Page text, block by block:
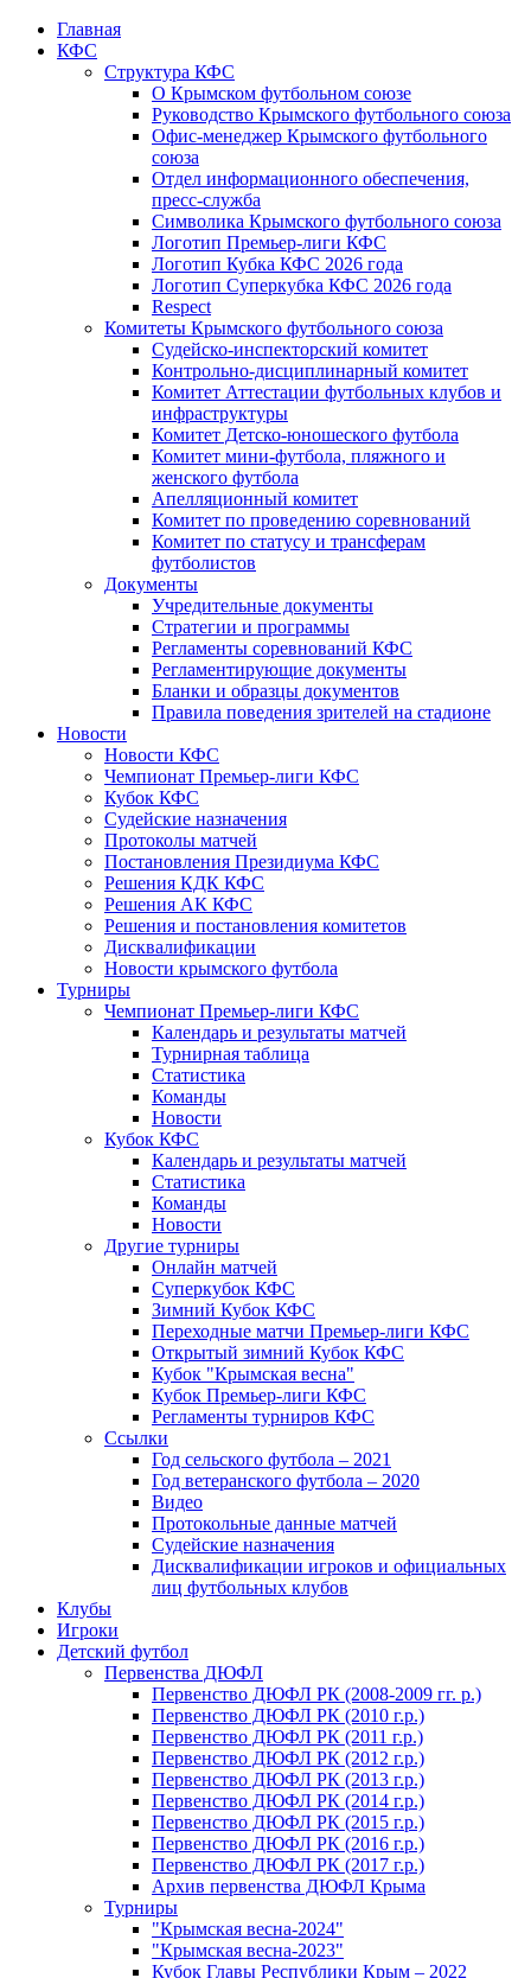
Главная
КФС
Структура КФС
О Крымском футбольном союзе
Руководство Крымского футбольного союза
Офис-менеджер Крымского футбольного
союза
Отдел информационного обеспечения,
пресс-служба
Символика Крымского футбольного союза
Логотип Премьер-лиги КФС
Логотип Кубка КФС 2026 года
Логотип Суперкубка КФС 2026 года
Respect
Комитеты Крымского футбольного союза
Судейско-инспекторский комитет
Контрольно-дисциплинарный комитет
Комитет Аттестации футбольных клубов и
инфраструктуры
Комитет Детско-юношеского футбола
Комитет мини-футбола, пляжного и
женского футбола
Апелляционный комитет
Комитет по проведению соревнований
Комитет по статусу и трансферам
футболистов
Документы
Учредительные документы
Стратегии и программы
Регламенты соревнований КФС
Регламентирующие документы
Бланки и образцы документов
Правила поведения зрителей на стадионе
Новости
Новости КФС
Чемпионат Премьер-лиги КФС
Кубок КФС
Судейские назначения
Протоколы матчей
Постановления Президиума КФС
Решения КДК КФС
Решения АК КФС
Решения и постановления комитетов
Дисквалификации
Новости крымского футбола
Турниры
Чемпионат Премьер-лиги КФС
Календарь и результаты матчей
Турнирная таблица
Статистика
Команды
Новости
Кубок КФС
Календарь и результаты матчей
Статистика
Команды
Новости
Другие турниры
Онлайн матчей
Суперкубок КФС
Зимний Кубок КФС
Переходные матчи Премьер-лиги КФС
Открытый зимний Кубок КФС
Кубок "Крымская весна"
Кубок Премьер-лиги КФС
Регламенты турниров КФС
Ссылки
Год сельского футбола – 2021
Год ветеранского футбола – 2020
Видео
Протокольные данные матчей
Судейские назначения
Дисквалификации игроков и официальных
лиц футбольных клубов
Клубы
Игроки
Детский футбол
Первенства ДЮФЛ
Первенство ДЮФЛ РК (2008-2009 гг. р.)
Первенство ДЮФЛ РК (2010 г.р.)
Первенство ДЮФЛ РК (2011 г.р.)
Первенство ДЮФЛ РК (2012 г.р.)
Первенство ДЮФЛ РК (2013 г.р.)
Первенство ДЮФЛ РК (2014 г.р.)
Первенство ДЮФЛ РК (2015 г.р.)
Первенство ДЮФЛ РК (2016 г.р.)
Первенство ДЮФЛ РК (2017 г.р.)
Архив первенства ДЮФЛ Крыма
Турниры
"Крымская весна-2024"
"Крымская весна-2023"
Кубок Главы Республики Крым – 2022